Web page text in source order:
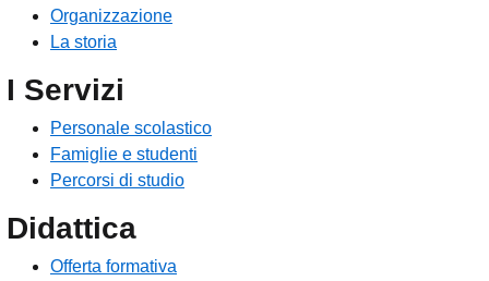
Organizzazione
La storia
I Servizi
Personale scolastico
Famiglie e studenti
Percorsi di studio
Didattica
Offerta formativa